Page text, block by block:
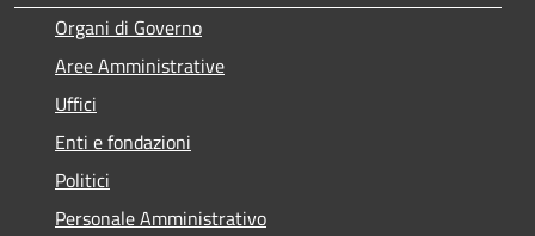
Organi di Governo
Aree Amministrative
Uffici
Enti e fondazioni
Politici
Personale Amministrativo